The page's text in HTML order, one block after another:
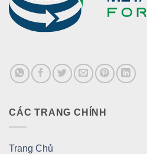
CÁC TRANG CHÍNH
Trang Chủ